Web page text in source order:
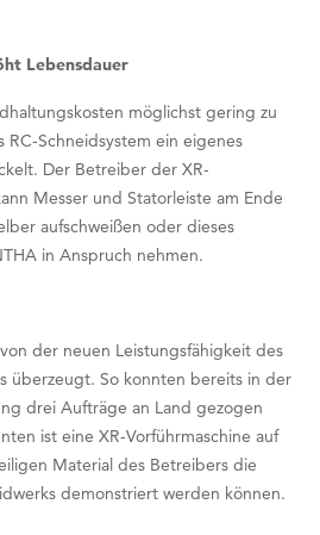
Lebensdauer
möglichst gering zu
RC-Schneidsystem ein eigenes
Der Betreiber der XR-
Messer und Statorleiste am Ende
aufschweißen oder dieses
in Anspruch nehmen.
der neuen Leistungsfähigkeit des
überzeugt. So konnten bereits in der
drei Aufträge an Land gezogen
ist eine XR-Vorführmaschine auf
Material des Betreibers die
demonstriert werden können.